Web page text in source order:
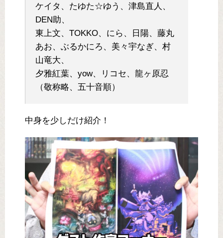
ケイタ、たゆた☆ゆう、津島直人、
DEN助、
東上文、TOKKO、にら、日陽、藤丸
あお、ぶるかにろ、美々宇なぎ、村
山竜大、
夕雅紅葉、yow、リコセ、龍ヶ原忍
（敬称略、五十音順）
中身を少しだけ紹介！